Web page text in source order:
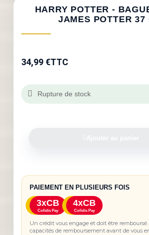
HARRY POTTER -
JAMES POTTER 37
34,99 €TTC
Rupture de stock
PAIEMENT EN PLUSIEURS FOIS
3xCB
Cofidis Pay
4xCB
Cofidis Pay
Un crédit vous engage et doit être remboursé.
capacités de remboursement avant de vous